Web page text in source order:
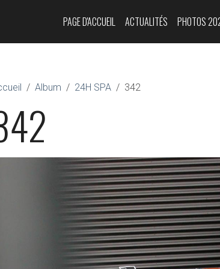
PAGE D'ACCUEIL ACTUALITÉS PHOTOS
Album 24H SPA 342